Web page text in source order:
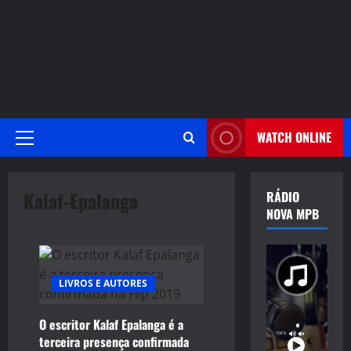
Primary
WATCH ONLINE
Kalaf-Epalanga
LIVROS E AUTORES
O escritor Kalaf Epalanga é a
terceira presença confirmada
RÁDIO
NOVA MPB